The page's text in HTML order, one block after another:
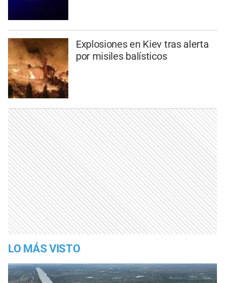
Explosiones en Kiev tras alerta
por misiles balísticos
LO MÁS VISTO